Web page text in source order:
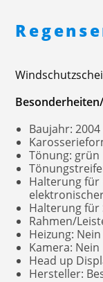
Baujahr: 2004
Tönung: grün
Halterung für
Halterung für
Rahmen/
Heizung: Nein
Kamera: Nein
Head up
Hersteller: